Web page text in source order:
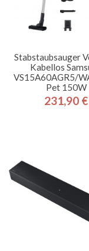
Stabstaubsauger
Kabellos
VS15A60AGR5/
Pet 150W
Preis
231,90 €